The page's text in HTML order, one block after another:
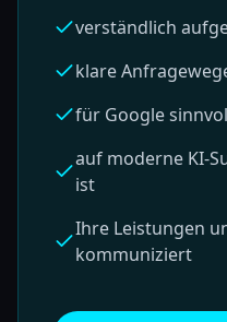
verständlich
klare
für Google
auf moderne KI-
ist
Ihre Leistungen
kommuniziert